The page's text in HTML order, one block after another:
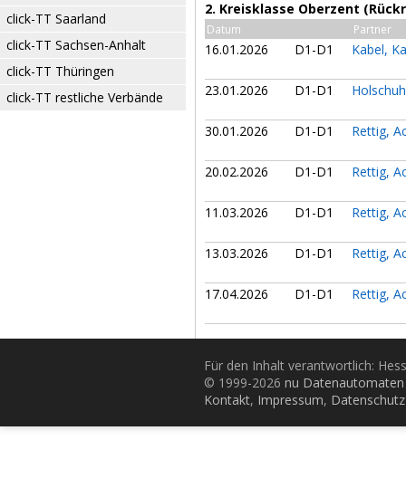
click-TT Saarland
click-TT Sachsen-Anhalt
click-TT Thüringen
click-TT restliche Verbände
2. Kreisklasse Oberzent
Datum Partner
16.01.2026 D1-D1 Kabel,
23.01.2026 D1-D1
30.01.2026 D1-D1 Rettig,
20.02.2026 D1-D1 Rettig,
11.03.2026 D1-D1 Rettig,
13.03.2026 D1-D1 Rettig,
17.04.2026 D1-D1 Rettig,
Für den Inhalt verantwortlich:
© 1999-2026 nu
Kontakt, Impressum, Datenschutz